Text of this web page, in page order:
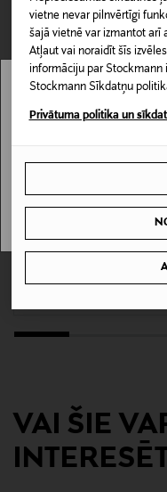
vietne nevar pilnvērtīgi
šajā vietnē var izmantot arī
Atļaut vai noraidīt šīs
informāciju par
Stockmann Sīkdatņu
Privātuma politika un
Kategorija
Šķidrais matu vasks
Izmērs
Kao Finland Oy
Ražotāja adrese
Digitālā adrese
kas tiek atdoti atpakaļ, ir
iepakojumā.
PREČU ATGRIEŠANAS
No Nothing Sensitive Wax
VAI ŠIE
Stockmann nav
I